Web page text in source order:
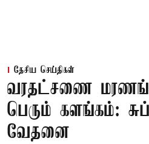
தேசிய செய்திகள்
வரதட்சணை
பெரும் களங்கம்:
வேதனை